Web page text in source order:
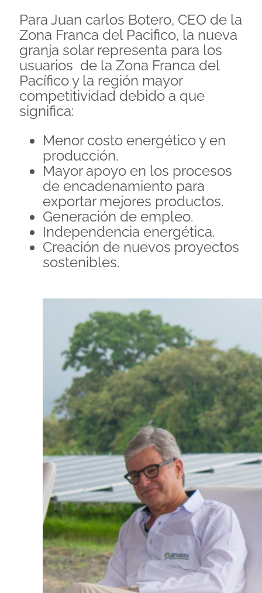
Para Juan carlos Botero, CEO de la
Zona Franca del Pacifico, la nueva
granja solar representa para los
usuarios de la Zona Franca del
Pacífico y la región mayor
competitividad debido a que
significa:
Menor costo energético y en
producción.
Mayor apoyo en los procesos
de encadenamiento para
exportar mejores productos.
Generación de empleo.
Independencia energética.
Creación de nuevos proyectos
sostenibles.